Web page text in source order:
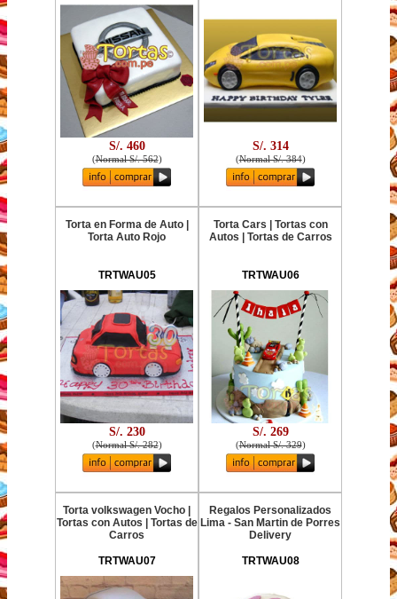
S/. 460
(Normal S/. 562)
S/. 314
(Normal S/. 384)
Torta en Forma de Auto |
Torta Auto Rojo
TRTWAU05
S/. 230
(Normal S/. 282)
Torta Cars | Tortas con
Autos | Tortas de Carros
TRTWAU06
S/. 269
(Normal S/. 329)
Torta volkswagen Vocho |
Tortas con Autos | Tortas de
Carros
TRTWAU07
Regalos Personalizados
Lima - San Martin de Porres
Delivery
TRTWAU08